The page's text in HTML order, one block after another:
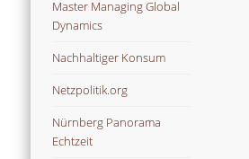
Master Managing Global
Dynamics
Nachhaltiger Konsum
Netzpolitik.org
Nürnberg Panorama
Echtzeit